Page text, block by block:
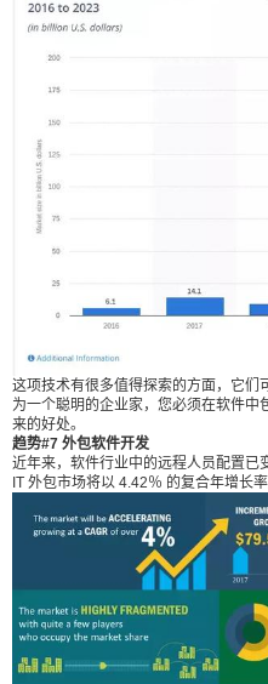
这项技术有很多值得探索的方面，它们
为一个聪明的企业家，您必须在软件中
来的好处。
趋势#7 外包软件开发
近年来，软件行业中的远程人员配置已
IT 外包市场将以 4.42％ 的复合年增长率
最经济的方法，以便在
术趋势。 Technavio 在
求的关键因素是对业务
雇用 IT 外包公司是为了
服务。 总结 预计来年，
势技术而有很大的变革
断进步是该行业变化性
必须包括这些蓬勃发展
渴望赢得这场比赛，那
件开发人员。 （来源：